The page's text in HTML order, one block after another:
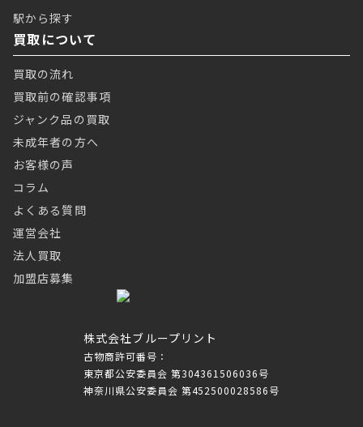
株式会社ブループリント
古物商許可番号：
東京都公安委員会 第304361506036号
神奈川県公安委員会 第452500028586号
駅から探す
買取について
買取の流れ
買取前の確認事項
ジャンク品の買取
未成年者の方へ
お客様の声
コラム
よくある質問
運営会社
法人買取
加盟店募集